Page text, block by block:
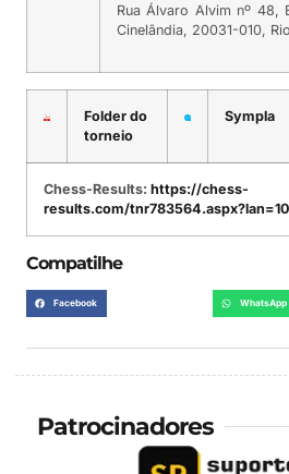
Rua Álvaro Alvim nº 48,
Cinelândia, 20031-010,
Folder do
torneio
Sympla
Chess-Results: https://chess-
results.com/tnr783564.aspx?lan=10
Compatilhe
Facebook WhatsApp
Patrocinadores